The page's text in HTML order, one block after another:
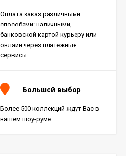
Оплата заказ различными
способами: наличными,
банковской картой курьеру или
онлайн через платежные
сервисы
Большой выбор
Более 500 коллекций ждут Вас в
нашем шоу-руме.
Керамогранит Italon
Charme Extra Silver Ret
60x120, 610010001196
Charme Evo Imperiale
Ret 60x120,